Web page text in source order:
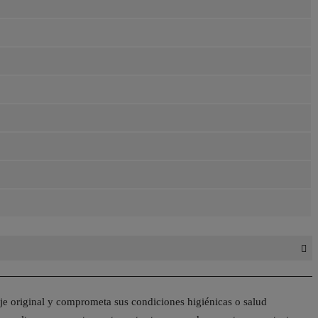
original y comprometa sus condiciones higiénicas o salud